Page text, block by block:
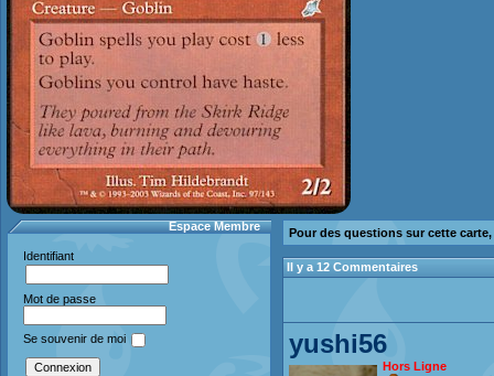
Espace Membre
Identifiant
Mot de passe
Se souvenir de moi
Pour des questions sur cette
Il y a 12 Commentaires
yushi56
Hors Ligne